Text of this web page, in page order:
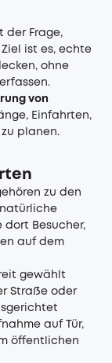
der Frage,
ist es, echte
ohne
von
Einfahrten,
planen.
zu den
dort Besucher,
auf dem
gewählt
Straße oder
auf Tür,
öffentlichen